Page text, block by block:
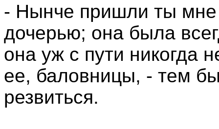
- Нынче пришли ты
дочерью; она была
она уж с пути никогда
ее, баловницы, - тем
резвиться.